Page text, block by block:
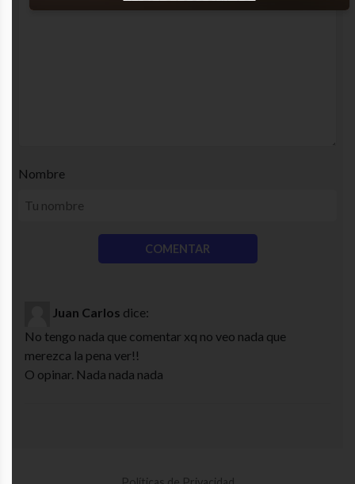
Nombre
Juan Carlos dice:
No tengo nada que comentar xq no veo nada que
merezca la pena ver!!
O opinar. Nada nada nada